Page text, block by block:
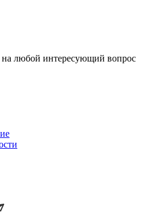
любой интересующий вопрос